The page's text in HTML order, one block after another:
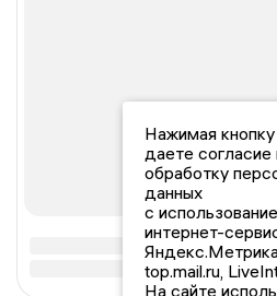
Нажимая
даете согласие
обработку
данных
с
интернет-
top.mail.ru,
На сайте